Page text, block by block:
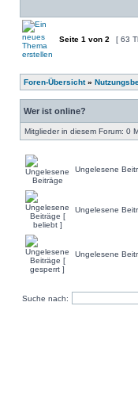
Seite 1 von 2 [ 63
Foren-Übersicht»
Wer ist online?
Mitglieder in diesem Forum: 0
Ungelesene
Ungelesene
Ungelesene
Suche nach: